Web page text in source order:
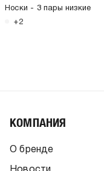
Носки - 3 пары низкие
+2
КОМПАНИЯ
О бренде